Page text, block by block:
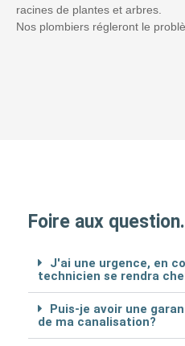
racines de plantes et arbres.
Nos plombiers régleront le
Foire aux question.
J'ai une urgence, en
technicien se rendra
Puis-je avoir une
de ma canalisation?